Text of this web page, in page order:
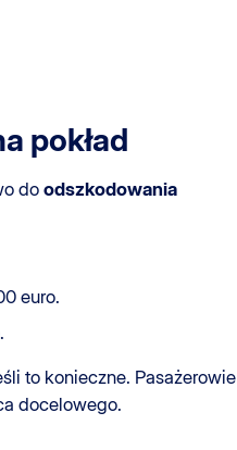
pokład
doodszkodowania
euro.
to konieczne. Pasażerowie
docelowego.